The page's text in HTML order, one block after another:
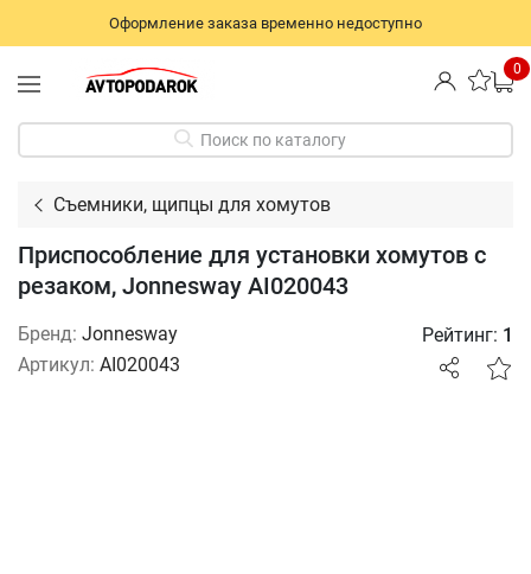
Оформление заказа временно недоступно
0
Поиск по каталогу
Съемники, щипцы для хомутов
Приспособление для установки хомутов с
резаком, Jonnesway AI020043
Бренд: Jonnesway
Артикул: AI020043
Рейтинг: 1